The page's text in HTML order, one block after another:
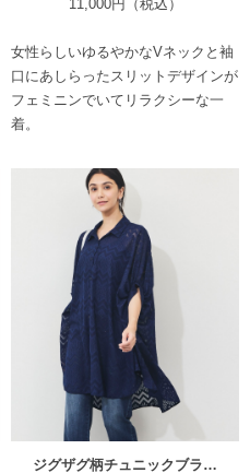
11,000円（税込）
女性らしいゆるやかなVネックと袖
口にあしらったスリットデザインが
フェミニンでいてリラクシーな一
着。
ジグザグ柄チュニックブラ…